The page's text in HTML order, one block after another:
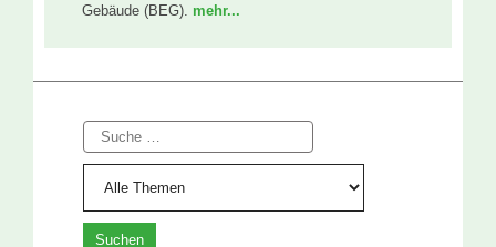
Gebäude (BEG). mehr...
Suche